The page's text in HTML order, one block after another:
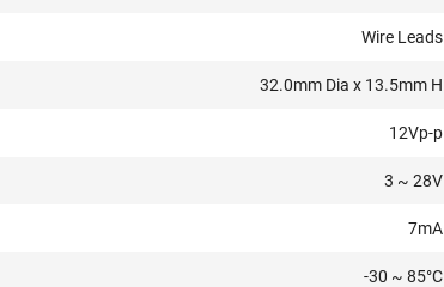
Wire Leads
32.0mm Dia x 13.5mm H
12Vp-p
3 ~ 28V
7mA
-30 ~ 85°C